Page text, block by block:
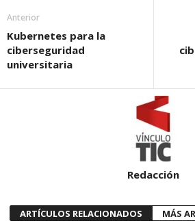
Anterior
Kubernetes para la
ciberseguridad
universitaria
Redacción
ARTÍCULOS RELACIONADOS MÁS